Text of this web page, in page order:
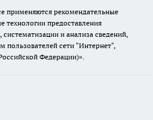
применяются рекомендательные
предоставления
и анализа сведений,
пользователей сети "Интернет",
Федерации)».